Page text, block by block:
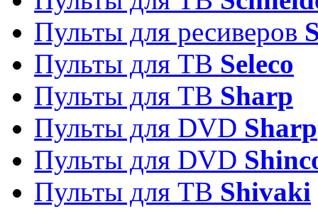
Пульты для ресиверов
Пульты для ТВ Seleco
Пульты для ТВ Sharp
Пульты для DVD Sharp
Пульты для DVD
Пульты для ТВ Shivaki